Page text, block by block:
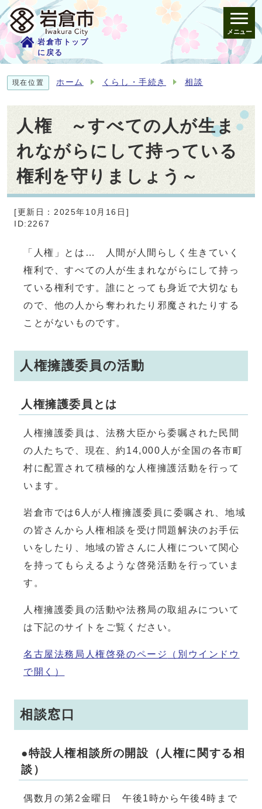
岩倉市トップ
に戻る
メニュー
現在位置 ホーム くらし・手続き 相談
人権 ～すべての人が生ま
れながらにして持っている
権利を守りましょう～
[更新日：2025年10月16日]
ID:2267
「人権」とは… 人間が人間らしく生きていく
権利で、すべての人が生まれながらにして持っ
ている権利です。誰にとっても身近で大切なも
ので、他の人から奪われたり邪魔されたりする
ことがないものです。
人権擁護委員の活動
人権擁護委員とは
人権擁護委員は、法務大臣から委嘱された民間
の人たちで、現在、約14,000人が全国の各市町
村に配置されて積極的な人権擁護活動を行って
います。
岩倉市では6人が人権擁護委員に委嘱され、地域
の皆さんから人権相談を受け問題解決のお手伝
いをしたり、地域の皆さんに人権について関心
を持ってもらえるような啓発活動を行っていま
す。
人権擁護委員の活動や法務局の取組みについて
は下記のサイトをご覧ください。
名古屋法務局人権啓発のページ
（別ウインドウ
で開く）
相談窓口
●特設人権相談所の開設（人権に関する相
談）
偶数月の第2金曜日 午後1時から午後4時まで